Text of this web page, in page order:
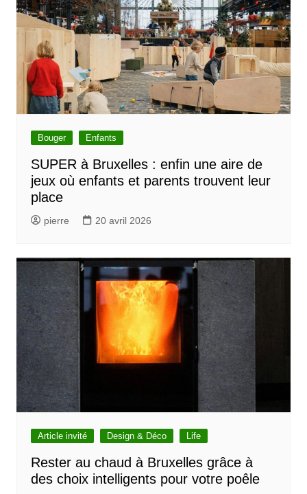
Bouger Enfants
SUPER à Bruxelles : enfin une aire de
jeux où enfants et parents trouvent leur
place
pierre 20 avril 2026
Article invité Design & Déco Life
Rester au chaud à Bruxelles grâce à
des choix intelligents pour votre poêle